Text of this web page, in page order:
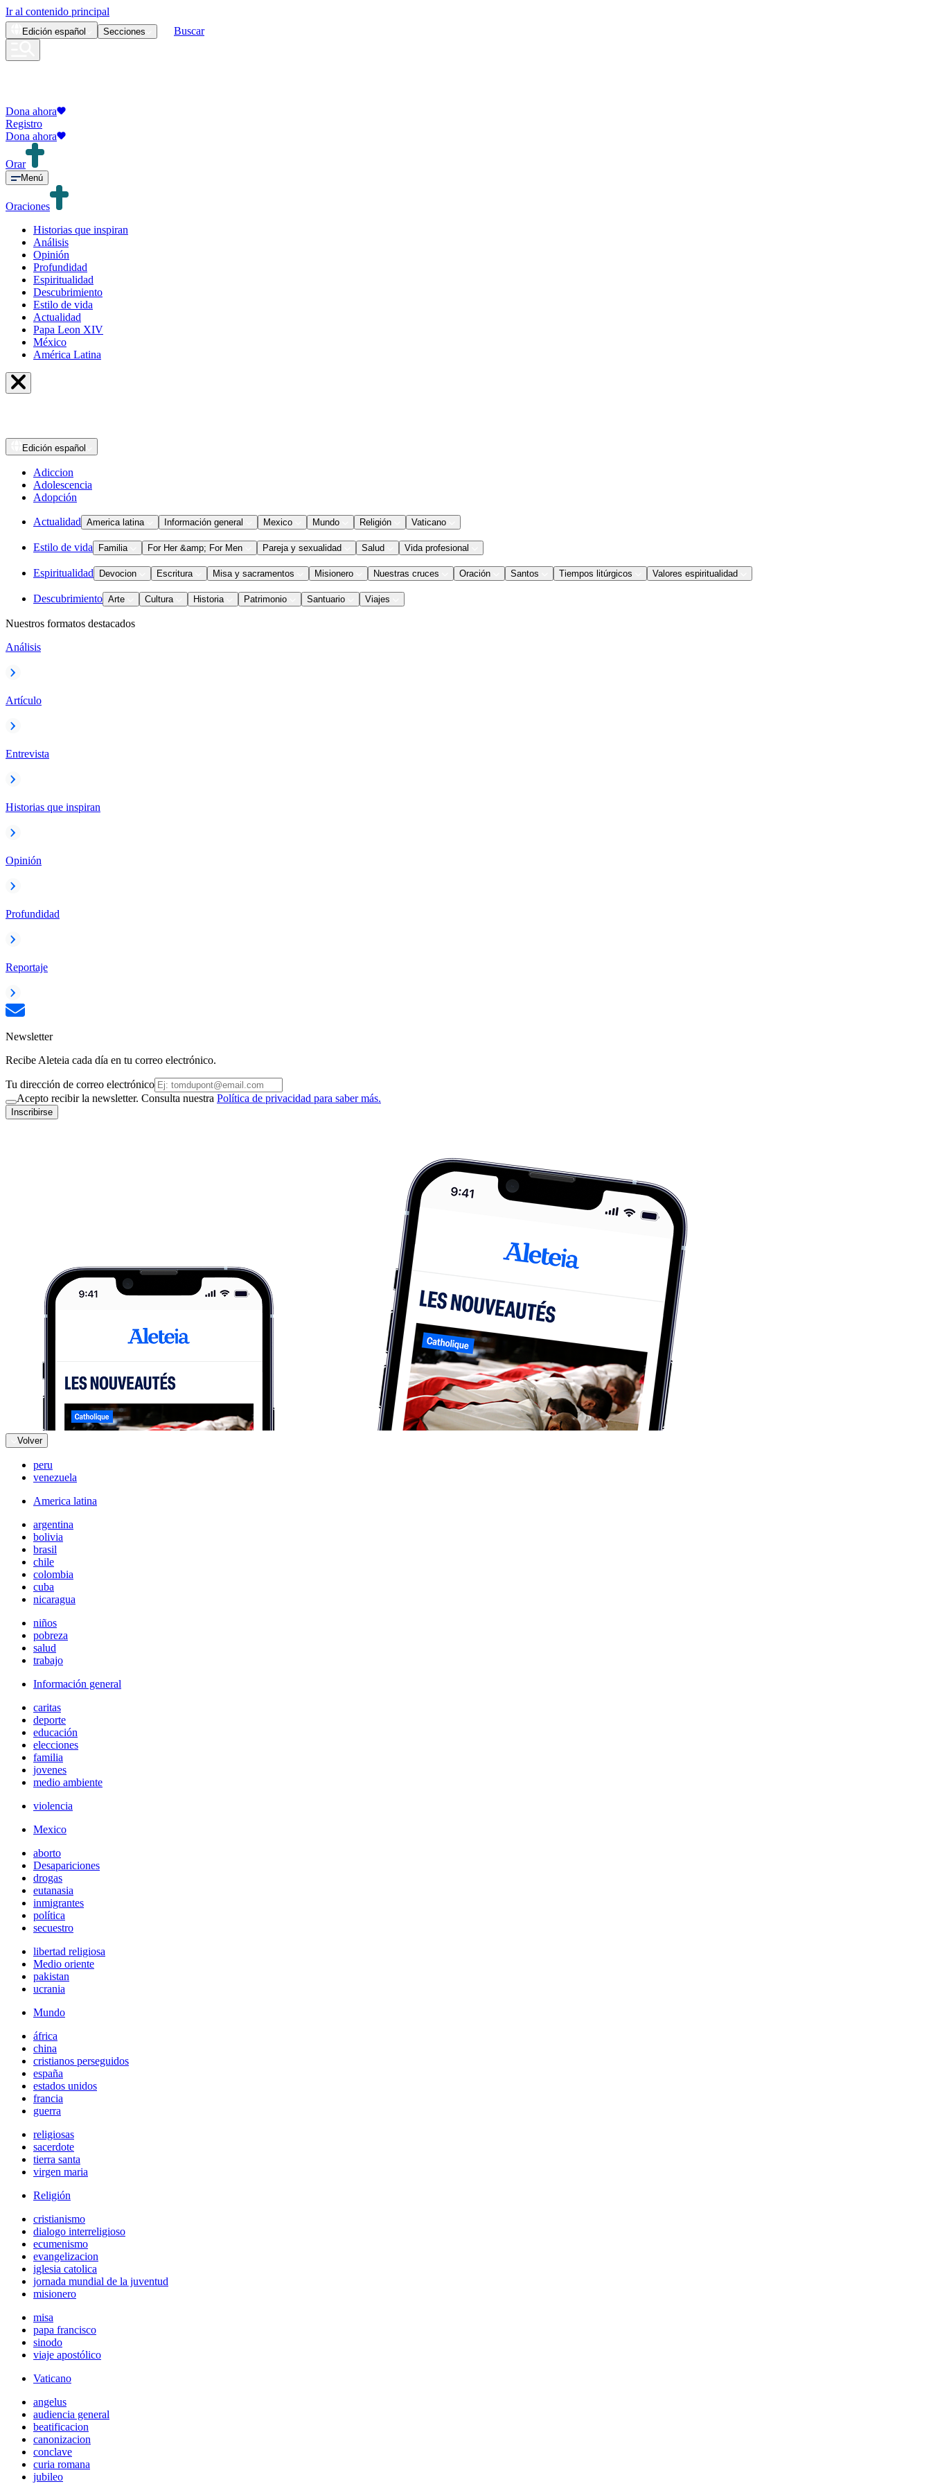
Ir al contenido principal
Edición español Secciones Buscar
Dona ahora
Registro
Dona ahora
Orar
Menú
Oraciones
Historias que inspiran
Análisis
Opinión
Profundidad
Espiritualidad
Descubrimiento
Estilo de vida
Actualidad
Papa Leon XIV
México
América Latina
Edición español
Adiccion
Adolescencia
Adopción
Actualidad America latina Información general Mexico Mundo Religión Vaticano
Estilo de vida Familia For Her &amp; For Men Pareja y sexualidad Salud Vida profesional
Espiritualidad Devocion Escritura Misa y sacramentos Misionero Nuestras cruces Oración Santos Tiempos litúrgicos Valores espiritualidad
Descubrimiento Arte Cultura Historia Patrimonio Santuario Viajes
Nuestros formatos destacados
Análisis
Artículo
Entrevista
Historias que inspiran
Opinión
Profundidad
Reportaje
Newsletter
Recibe Aleteia cada día en tu correo electrónico.
Tu dirección de correo electrónico
Acepto recibir la newsletter. Consulta nuestra Política de privacidad para saber más.
Inscribirse
Volver
peru
venezuela
America latina
argentina
bolivia
brasil
chile
colombia
cuba
nicaragua
niños
pobreza
salud
trabajo
Información general
caritas
deporte
educación
elecciones
familia
jovenes
medio ambiente
violencia
Mexico
aborto
Desapariciones
drogas
eutanasia
inmigrantes
política
secuestro
libertad religiosa
Medio oriente
pakistan
ucrania
Mundo
áfrica
china
cristianos perseguidos
españa
estados unidos
francia
guerra
religiosas
sacerdote
tierra santa
virgen maria
Religión
cristianismo
dialogo interreligioso
ecumenismo
evangelizacion
iglesia catolica
jornada mundial de la juventud
misionero
misa
papa francisco
sinodo
viaje apostólico
Vaticano
angelus
audiencia general
beatificacion
canonizacion
conclave
curia romana
jubileo